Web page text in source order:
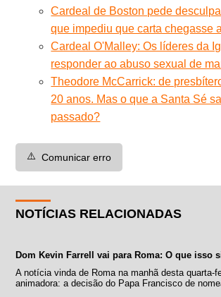
Cardeal de Boston pede
que impediu que carta chegasse
Cardeal O'Malley: Os líderes da
responder ao abuso sexual de
Theodore McCarrick: de
20 anos. Mas o que a Santa Sé
passado?
⚠️ Comunicar erro
NOTÍCIAS RELACIONADAS
Dom Kevin Farrell vai para Roma: O que isso
A notícia vinda de Roma na manhã desta quarta-
animadora: a decisão do Papa Francisco de